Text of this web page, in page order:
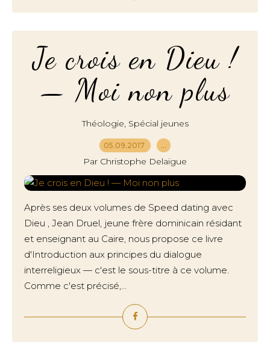
Je crois en Dieu !
— Moi non plus
Théologie, Spécial jeunes
05.09.2017 …
Par Christophe Delaigue
Après ses deux volumes de Speed dating avec
Dieu , Jean Druel, jeune frère dominicain résidant
et enseignant au Caire, nous propose ce livre
d'Introduction aux principes du dialogue
interreligieux — c'est le sous-titre à ce volume.
Comme c'est précisé,...